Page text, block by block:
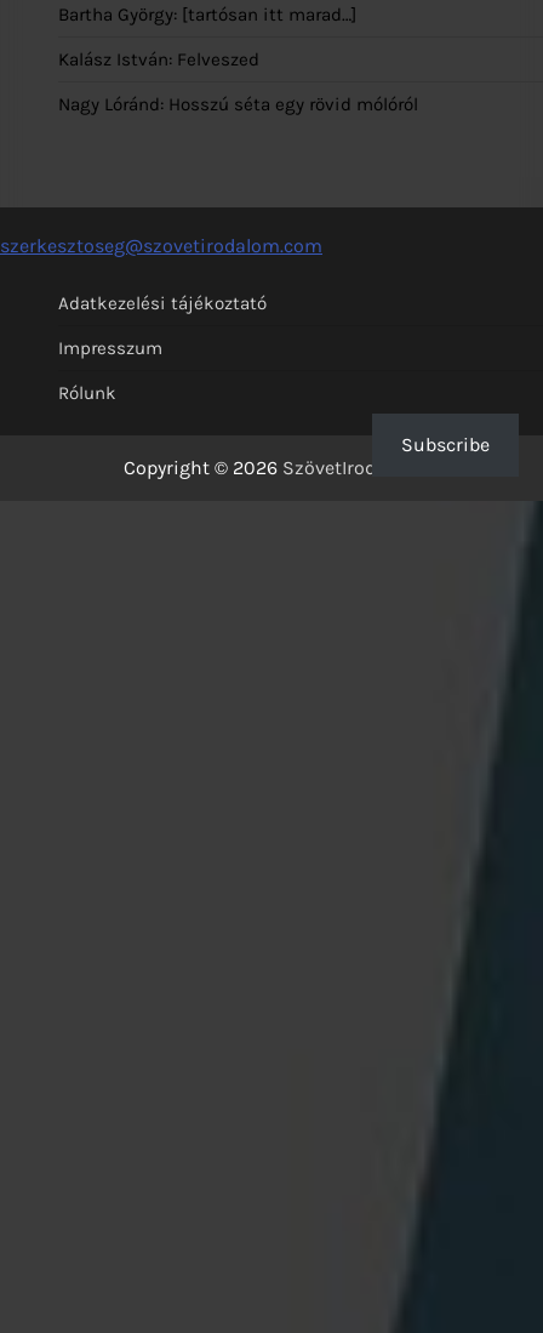
Bartha György: [tartósan itt marad…]
Kalász István: Felveszed
Nagy Lóránd: Hosszú séta egy rövid mólóról
szerkesztoseg@szovetirodalom.com
Adatkezelési tájékoztató
Impresszum
Rólunk
Copyright © 2026 SzövetIrodalom
Subscribe